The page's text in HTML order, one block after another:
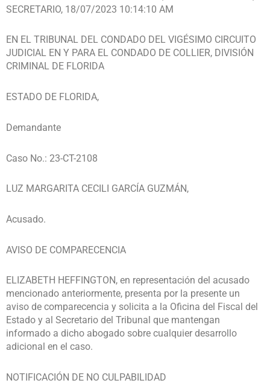
SECRETARIO, 18/07/2023 10:14:10 AM
EN EL TRIBUNAL DEL CONDADO DEL VIGÉSIMO CIRCUITO
JUDICIAL EN Y PARA EL CONDADO DE COLLIER, DIVISIÓN
CRIMINAL DE FLORIDA
ESTADO DE FLORIDA,
Demandante
Caso No.: 23-CT-2108
LUZ MARGARITA CECILI GARCÍA GUZMÁN,
Acusado.
AVISO DE COMPARECENCIA
ELIZABETH HEFFINGTON, en representación del acusado
mencionado anteriormente, presenta por la presente un
aviso de comparecencia y solicita a la Oficina del Fiscal del
Estado y al Secretario del Tribunal que mantengan
informado a dicho abogado sobre cualquier desarrollo
adicional en el caso.
NOTIFICACIÓN DE NO CULPABILIDAD